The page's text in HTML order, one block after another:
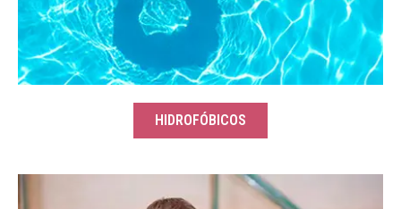
HIDROFÓBICOS